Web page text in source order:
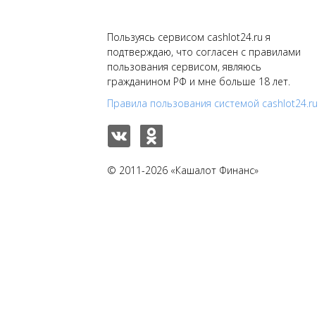
Пользуясь сервисом cashlot24.ru я
подтверждаю, что согласен с правилами
пользования сервисом, являюсь
гражданином РФ и мне больше 18 лет.
Правила пользования системой cashlot24.ru
© 2011-2026 «Кашалот Финанс»